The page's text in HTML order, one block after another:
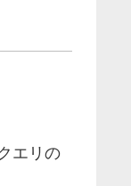
エリの